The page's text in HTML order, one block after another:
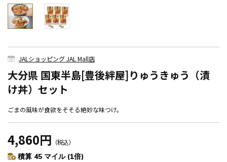
JALショッピング JAL Mall店
大分県 国東半島[豊後絆屋]りゅうきゅう（漬
け丼）セット
ごまの風味が食欲をそそる絶妙な味つけ。
4,860円 （税込）
積算 45 マイル (1倍)